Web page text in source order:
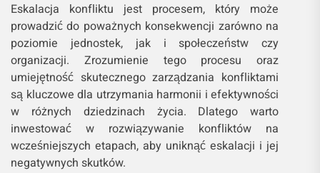
Eskalacja konfliktu jest procesem, który może
prowadzić do poważnych konsekwencji zarówno na
poziomie jednostek, jak i społeczeństw czy
organizacji. Zrozumienie tego procesu oraz
umiejętność skutecznego zarządzania konfliktami
są kluczowe dla utrzymania harmonii i efektywności
w różnych dziedzinach życia. Dlatego warto
inwestować w rozwiązywanie konfliktów na
wcześniejszych etapach, aby uniknąć eskalacji i jej
negatywnych skutków.